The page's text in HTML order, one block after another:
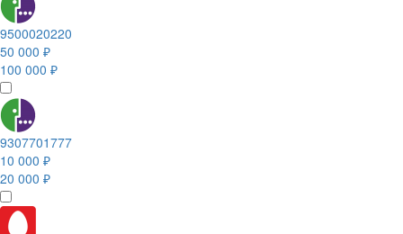
9500020220
50 000 ₽
100 000 ₽
9307701777
10 000 ₽
20 000 ₽